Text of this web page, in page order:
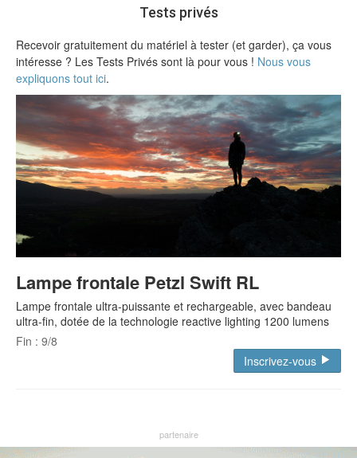
Tests privés
Recevoir gratuitement du matériel à tester (et garder), ça vous
intéresse ? Les Tests Privés sont là pour vous ! Nous vous
expliquons tout ici.
Lampe frontale Petzl Swift RL
Lampe frontale ultra-puissante et rechargeable, avec bandeau
ultra-fin, dotée de la technologie reactive lighting 1200 lumens
Fin : 9/8
Inscrivez-vous